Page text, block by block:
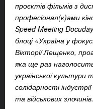
проєктів фільмів з
професіонал(к)ами
Speed Meeting
блоці «Україна у
Вікторії Лещенко,
яка ще раз
української культури
солідарності
та військових злочинів.